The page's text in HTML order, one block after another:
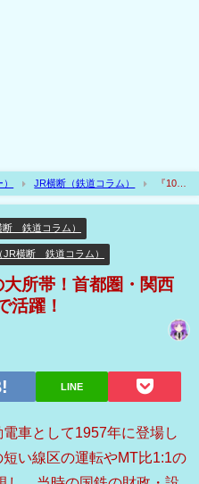
JR横断（鉄道コラム）
『103
東北・瀬戸内・九州で活躍！
断 鉄道コラム）
JR横断 鉄道コラム）
大所帯！首都圏・関西
活躍！
LINE
車として1957年に登場し
い線区の運転やMT比1:1の